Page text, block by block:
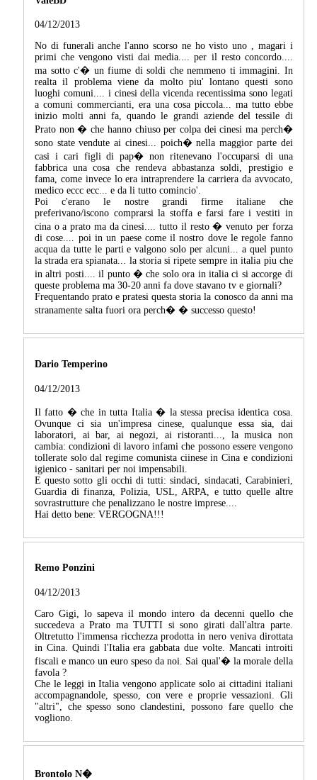
04/12/2013
No di funerali anche l'anno scorso ne ho visto uno , magari i
primi che vengono visti dai media.... per il resto concordo....
ma sotto c'� un fiume di soldi che nemmeno ti immagini. In
realta il problema viene da molto piu' lontano questi sono
luoghi comuni.... i cinesi della vicenda recentissima sono legati
a comuni commercianti, era una cosa piccola... ma tutto ebbe
inizio molti anni fa, quando le grandi aziende del tessile di
Prato non � che hanno chiuso per colpa dei cinesi ma perch�
sono state vendute ai cinesi... poich� nella maggior parte dei
casi i cari figli di pap� non ritenevano l'occuparsi di una
fabbrica una cosa che rendeva abbastanza soldi, prestigio e
fama, come invece lo era intraprendere la carriera da avvocato,
medico eccc ecc... e da li tutto comincio'.
Poi c'erano le nostre grandi firme italiane che
preferivano/iscono comprarsi la stoffa e farsi fare i vestiti in
cina o a prato ma da cinesi.... tutto il resto � venuto per forza
di cose.... poi in un paese come il nostro dove le regole fanno
acqua da tutte le parti e valgono solo per alcuni... a quel punto
la strada era spianata... la storia si ripete sempre in italia piu che
in altri posti.... il punto � che solo ora in italia ci si accorge di
queste problema ma 30-20 anni fa dove stavano tv e giornali?
Frequentando prato e pratesi questa storia la conosco da anni ma
stranamente salta fuori ora perch� � successo questo!
Dario Temperino
04/12/2013
Il fatto � che in tutta Italia � la stessa precisa identica cosa.
Ovunque ci sia un'impresa cinese, qualunque essa sia, dai
laboratori, ai bar, ai negozi, ai ristoranti..., la musica non
cambia: condizioni di lavoro infami che possono essere vengono
tollerate solo dal regime comunista ciinese in Cina e condizioni
igienico - sanitari per noi impensabili.
E questo sotto gli occhi di tutti: sindaci, sindacati, Carabinieri,
Guardia di finanza, Polizia, USL, ARPA, e tutto quelle altre
sovrastrutture che penalizzano le nostre imprese....
Hai detto bene: VERGOGNA!!!
Remo Ponzini
04/12/2013
Caro Gigi, lo sapeva il mondo intero da decenni quello che
succedeva a Prato ma TUTTI si sono girati dall'altra parte.
Oltretutto l'immensa ricchezza prodotta in nero veniva dirottata
in Cina. Quindi l'Italia era gabbata due volte. Mancati introiti
fiscali e manco un euro speso da noi. Sai qual'� la morale della
favola ?
Che le leggi in Italia vengono applicate solo ai cittadini italiani
accompagnandole, spesso, con vere e proprie vessazioni. Gli
"altri", che spesso sono clandestini, possono fare quello che
vogliono.
Brontolo N�